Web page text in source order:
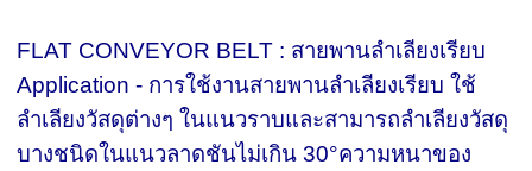
FLAT CONVEYOR BELT : สายพานลำเลียงเรียบ
Application - การใช้งานสายพานลำเลียงเรียบ ใช้
ลำเลียงวัสดุต่างๆ ในแนวราบและสามารถลำเลียงวัสดุ
บางชนิดในแนวลาดชันไม่เกิน 30°ความหนาของ